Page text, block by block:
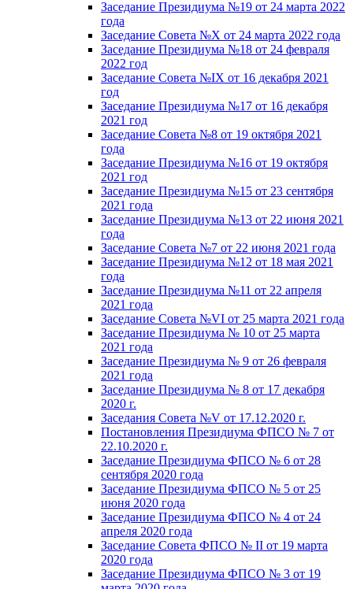
Заседание Президиума №19 от 24 марта 2022
года
Заседание Совета №X от 24 марта 2022 года
Заседание Президиума №18 от 24 февраля
2022 год
Заседание Совета №IX от 16 декабря 2021
год
Заседание Президиума №17 от 16 декабря
2021 год
Заседание Совета №8 от 19 октября 2021
года
Заседание Президиума №16 от 19 октября
2021 год
Заседание Президиума №15 от 23 сентября
2021 года
Заседание Президиума №13 от 22 июня 2021
года
Заседание Совета №7 от 22 июня 2021 года
Заседание Президиума №12 от 18 мая 2021
года
Заседание Президиума №11 от 22 апреля
2021 года
Заседание Совета №VI от 25 марта 2021 года
Заседание Президиума № 10 от 25 марта
2021 года
Заседание Президиума № 9 от 26 февраля
2021 года
Заседание Президиума № 8 от 17 декабря
2020 г.
Заседания Совета №V от 17.12.2020 г.
Постановления Президиума ФПСО № 7 от
22.10.2020 г.
Заседание Президиума ФПСО № 6 от 28
сентября 2020 года
Заседание Президиума ФПСО № 5 от 25
июня 2020 года
Заседание Президиума ФПСО № 4 от 24
апреля 2020 года
Заседание Совета ФПСО № II от 19 марта
2020 года
Заседание Президиума ФПСО № 3 от 19